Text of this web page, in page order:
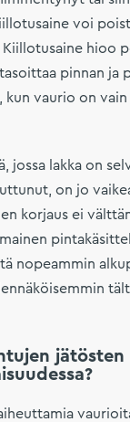
voi
hioo
pinnan ja
kun vaurio on vain
jossa lakka on
on jo
korjaus ei
nopeammin